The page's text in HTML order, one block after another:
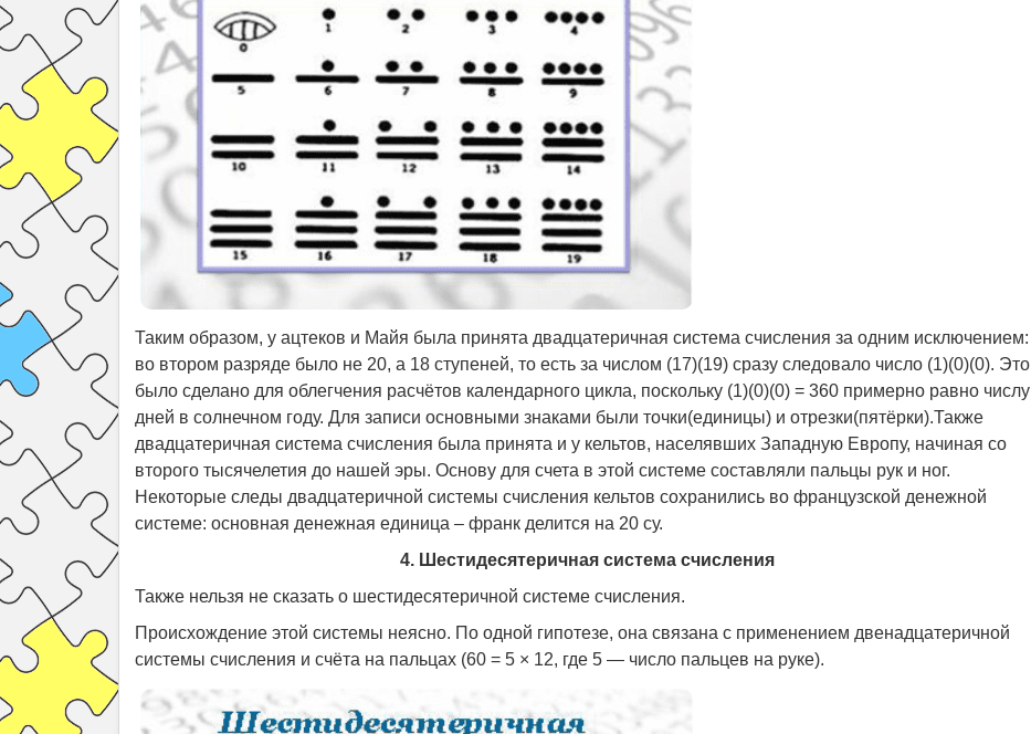
Таким образом, у ацтеков и Майя была принята двадцатеричная система счисления за одним исключением:
во втором разряде было не 20, а 18 ступеней, то есть за числом (17)(19) сразу следовало число (1)(0)(0). Это
было сделано для облегчения расчётов календарного цикла, поскольку (1)(0)(0) = 360 примерно равно числу
дней в солнечном году. Для записи основными знаками были точки(единицы) и отрезки(пятёрки).Также
двадцатеричная система счисления была принята и у кельтов, населявших Западную Европу, начиная со
второго тысячелетия до нашей эры. Основу для счета в этой системе составляли пальцы рук и ног.
Некоторые следы двадцатеричной системы счисления кельтов сохранились во французской денежной
системе: основная денежная единица – франк делится на 20 су.
4. Шестидесятеричная система счисления
Также нельзя не сказать о шестидесятеричной системе счисления.
Происхождение этой системы неясно. По одной гипотезе, она связана с применением двенадцатеричной
системы счисления и счёта на пальцах (60 = 5 × 12, где 5 — число пальцев на руке).